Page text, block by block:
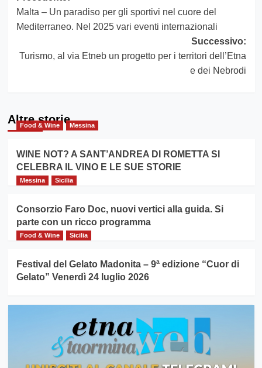
articolo
Malta – Un paradiso per gli sportivi nel cuore del
Mediterraneo. Nel 2025 vari eventi internazionali
Successivo:
Turismo, al via Etneb un progetto per i territori dell’Etna
e dei Nebrodi
Altre storie
Food & Wine Messina
WINE NOT? A SANT’ANDREA DI ROMETTA SI
CELEBRA IL VINO E LE SUE STORIE
Messina Sicilia
Consorzio Faro Doc, nuovi vertici alla guida. Si
parte con un ricco programma
Food & Wine Sicilia
Festival del Gelato Madonita – 9ª edizione “Cuor di
Gelato” Venerdì 24 luglio 2026